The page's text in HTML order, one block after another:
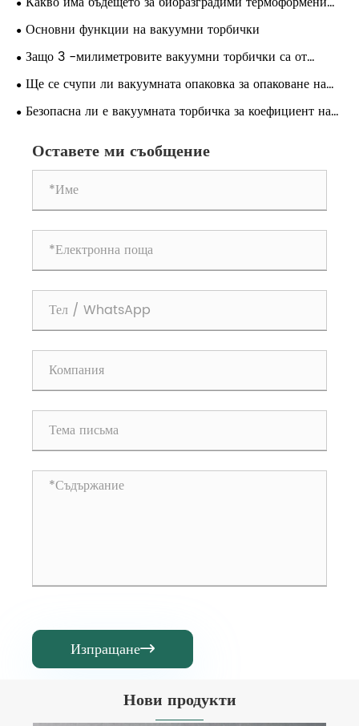
продукти и максимизиране на срока на годност
филми
Основни функции на вакуумни торбички
Защо 3 -милиметровите вакуумни торбички са от
решаващо значение за запазването на храната?
Ще се счупи ли вакуумната опаковка за опаковане на
храна?
Безопасна ли е вакуумната торбичка за коефициент на
Оставете ми съобщение
Изпращане
Нови продукти